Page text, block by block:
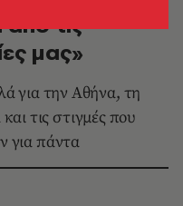
τις
μας»
για την Αθήνα, τη
τις στιγμές που
για πάντα